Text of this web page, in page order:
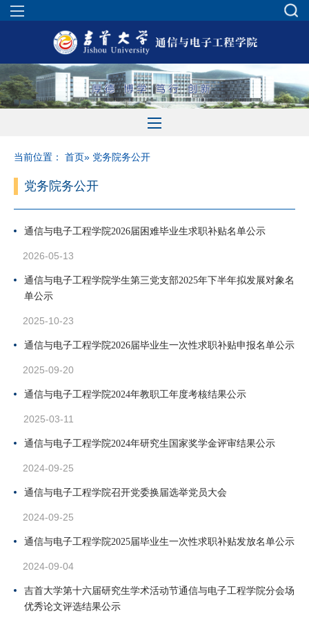
当前位置： 首页» 党务院务公开
党务院务公开
通信与电子工程学院2026届困难毕业生求职补贴名单公示
2026-05-13
通信与电子工程学院学生第三党支部2025年下半年拟发展对象名
单公示
2025-10-23
通信与电子工程学院2026届毕业生一次性求职补贴申报名单公示
2025-09-20
通信与电子工程学院2024年教职工年度考核结果公示
2025-03-11
通信与电子工程学院2024年研究生国家奖学金评审结果公示
2024-09-25
通信与电子工程学院召开党委换届选举党员大会
2024-09-25
通信与电子工程学院2025届毕业生一次性求职补贴发放名单公示
2024-09-04
吉首大学第十六届研究生学术活动节通信与电子工程学院分会场
优秀论文评选结果公示